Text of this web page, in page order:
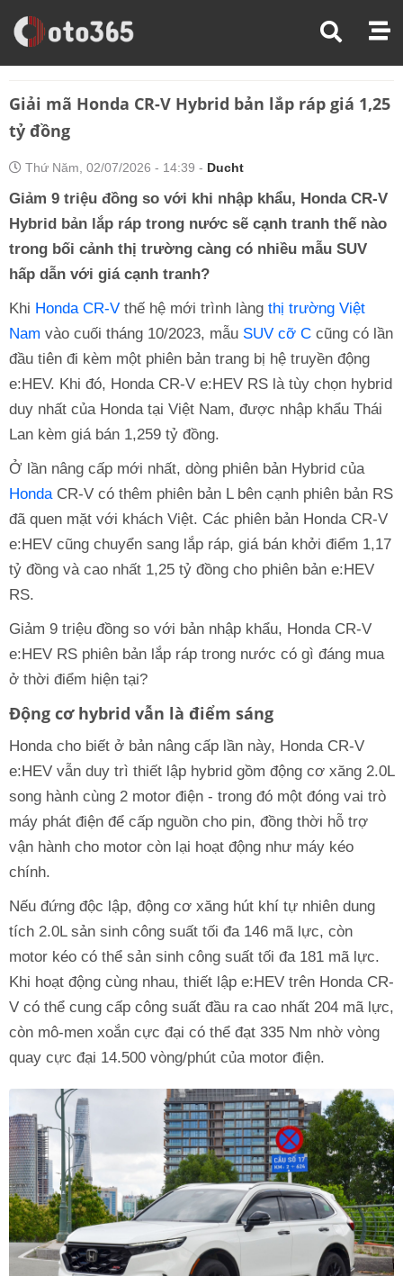
Trang Chủ
Tin Xe
Giải mã Honda CR-V Hybrid bản lắp ráp giá 1,25
tỷ đồng
Thứ Năm, 02/07/2026 - 14:39 - Ducht
Giảm 9 triệu đồng so với khi nhập khẩu, Honda CR-V
Hybrid bản lắp ráp trong nước sẽ cạnh tranh thế nào
trong bối cảnh thị trường càng có nhiều mẫu SUV
hấp dẫn với giá cạnh tranh?
Khi Honda CR-V thế hệ mới trình làng thị trường Việt
Nam vào cuối tháng 10/2023, mẫu SUV cỡ C cũng có lần
đầu tiên đi kèm một phiên bản trang bị hệ truyền động
e:HEV. Khi đó, Honda CR-V e:HEV RS là tùy chọn hybrid
duy nhất của Honda tại Việt Nam, được nhập khẩu Thái
Lan kèm giá bán 1,259 tỷ đồng.
Ở lần nâng cấp mới nhất, dòng phiên bản Hybrid của
HondaCR-V có thêm phiên bản L bên cạnh phiên bản RS
đã quen mặt với khách Việt. Các phiên bản Honda CR-V
e:HEV cũng chuyển sang lắp ráp, giá bán khởi điểm 1,17
tỷ đồng và cao nhất 1,25 tỷ đồng cho phiên bản e:HEV
RS.
Giảm 9 triệu đồng so với bản nhập khẩu, Honda CR-V
e:HEV RS phiên bản lắp ráp trong nước có gì đáng mua
ở thời điểm hiện tại?
Động cơ hybrid vẫn là điểm sáng
Honda cho biết ở bản nâng cấp lần này, Honda CR-V
e:HEV vẫn duy trì thiết lập hybrid gồm động cơ xăng 2.0L
song hành cùng 2 motor điện - trong đó một đóng vai trò
máy phát điện để cấp nguồn cho pin, đồng thời hỗ trợ
vận hành cho motor còn lại hoạt động như máy kéo
chính.
Nếu đứng độc lập, động cơ xăng hút khí tự nhiên dung
tích 2.0L sản sinh công suất tối đa 146 mã lực, còn
motor kéo có thể sản sinh công suất tối đa 181 mã lực.
Khi hoạt động cùng nhau, thiết lập e:HEV trên Honda CR-
V có thể cung cấp công suất đầu ra cao nhất 204 mã lực,
còn mô-men xoắn cực đại có thể đạt 335 Nm nhờ vòng
quay cực đại 14.500 vòng/phút của motor điện.